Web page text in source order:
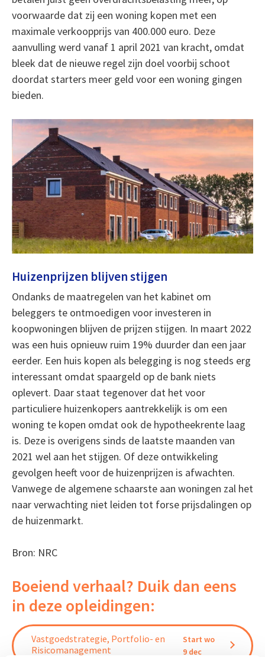
voorwaarde dat zij een woning kopen met een
maximale verkoopprijs van 400.000 euro. Deze
aanvulling werd vanaf 1 april 2021 van kracht, omdat
bleek dat de nieuwe regel zijn doel voorbij schoot
doordat starters meer geld voor een woning gingen
bieden.
Huizenprijzen blijven stijgen
Ondanks de maatregelen van het kabinet om
beleggers te ontmoedigen voor investeren in
koopwoningen blijven de prijzen stijgen. In maart 2022
was een huis opnieuw ruim 19% duurder dan een jaar
eerder. Een huis kopen als belegging is nog steeds erg
interessant omdat spaargeld op de bank niets
oplevert. Daar staat tegenover dat het voor
particuliere huizenkopers aantrekkelijk is om een
woning te kopen omdat ook de hypotheekrente laag
is. Deze is overigens sinds de laatste maanden van
2021 wel aan het stijgen. Of deze ontwikkeling
gevolgen heeft voor de huizenprijzen is afwachten.
Vanwege de algemene schaarste aan woningen zal het
naar verwachting niet leiden tot forse prijsdalingen op
de huizenmarkt.
Bron: NRC
Boeiend verhaal? Duik dan eens
in deze opleidingen:
Vastgoedstrategie, Portfolio- en
Risicomanagement
Start wo
9 dec